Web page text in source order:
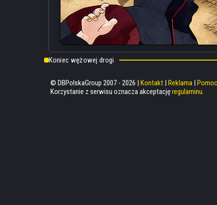
Koniec wężowej drogi
© DBPolskaGroup 2007 - 2026 | Kontakt| Reklama| Pomoc
Korzystanie z serwisu oznacza akceptacjęregulaminu.